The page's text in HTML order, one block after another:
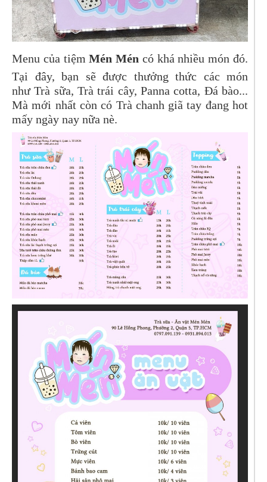
Menu của tiệmMén Mén có khá nhiều món đó.
Tại đây, bạn sẽ được thưởng thức các món
như Trà sữa, Trà trái cây, Panna cotta, Đá bào...
Mà mới nhất còn có Trà chanh giã tay đang hot
mấy ngày nay nữa nè.